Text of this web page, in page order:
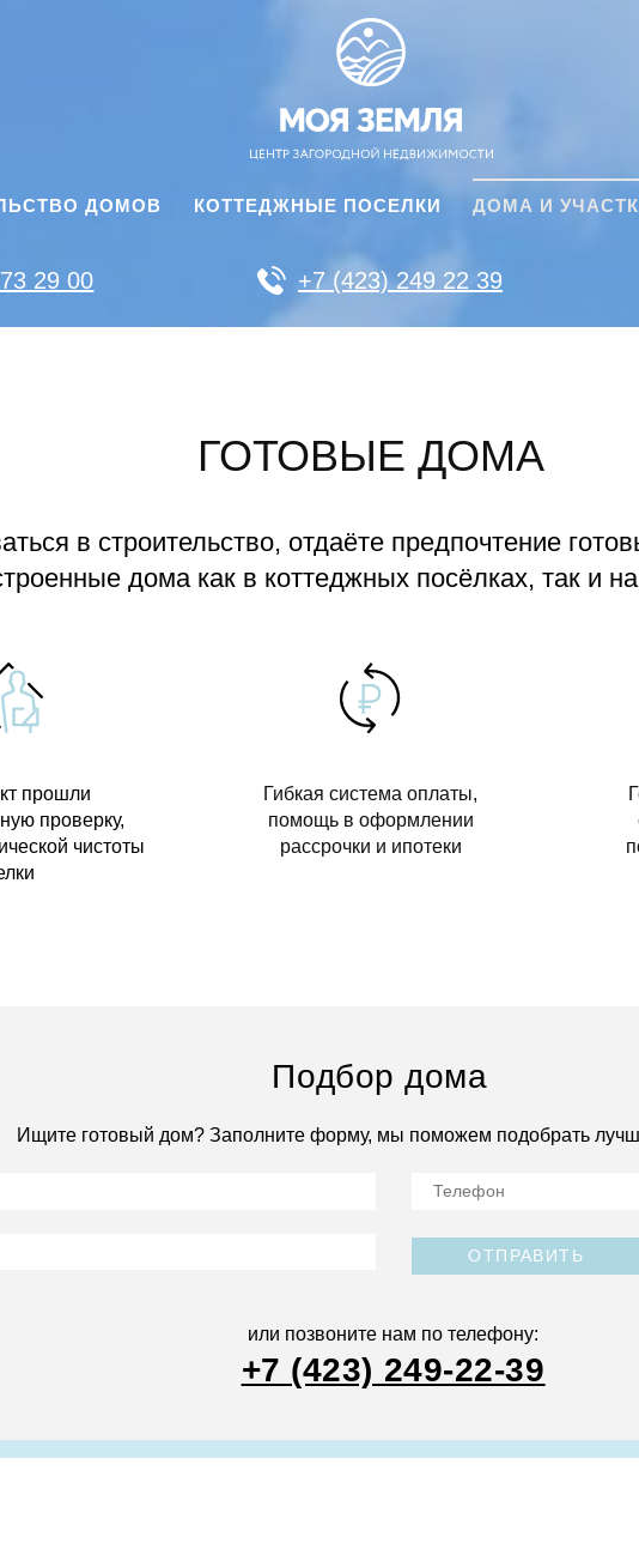
ДОМОВ КОТТЕДЖНЫЕ ПОСЕЛКИ ДОМА И
29 00 +7 (423) 249 22 39
ГОТОВЫЕ ДОМА
в строительство, отдаёте предпочтение
дома как в коттеджных посёлках, так и
прошли
проверку,
чистоты
Гибкая система оплаты,
помощь в оформлении
рассрочки и ипотеки
Подбор дома
Ищите готовый дом? Заполните форму, мы поможем подобрать
ОТПРАВИТЬ
или позвоните нам по телефону:
+7 (423) 249-22-39